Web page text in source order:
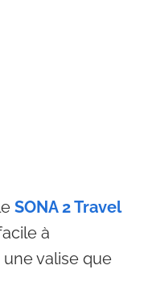
SONA 2 Travel
à
valise que